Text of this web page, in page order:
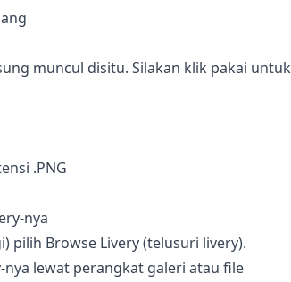
muncul disitu. Silakan klik pakai untuk
.PNG
nya
pilih Browse Livery (telusuri livery).
lewat perangkat galeri atau file